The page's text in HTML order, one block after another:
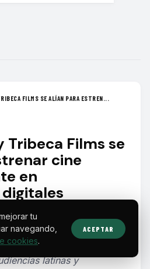
FILMS SE ALÍAN PARA ESTREN...
Tribeca Films se
cine
en
una selección de
Films a su servicio SVOD y
la oferta de cine
latinas y
tu
navegando,
cookies.
ACEPTAR